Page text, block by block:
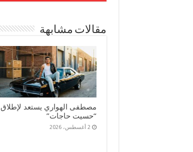
مقالات مشابهة
مصطفى الهواري يستعد لإطلاق
“حسيت حاجات”
2 أغسطس، 2026